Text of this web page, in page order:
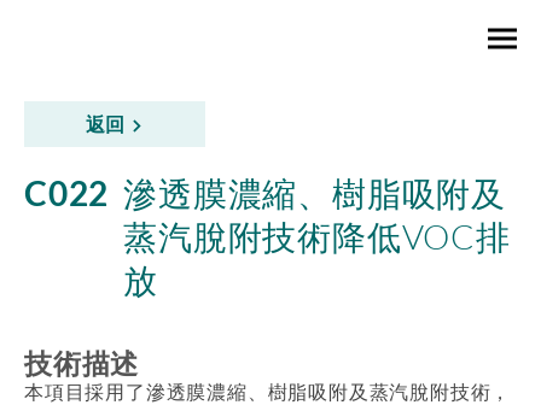
返回
C022 滲透膜濃縮、樹脂吸附及
蒸汽脫附技術降低VOC排
放
技術描述
本項目採用了滲透膜濃縮、樹脂吸附及蒸汽脫附技術，